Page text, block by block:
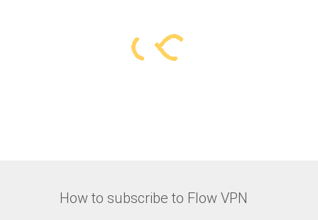
How to subscribe to Flow VPN